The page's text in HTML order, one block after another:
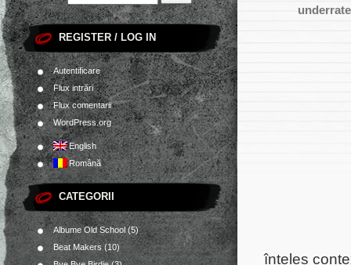
REGISTER / LOG IN
Autentificare
Flux intrări
Flux comentarii
WordPress.org
English
Română
CATEGORII
Albume Old School(5)
Beat Makers(10)
înteles